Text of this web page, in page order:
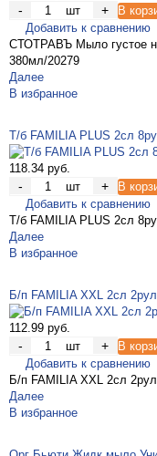
- шт +
В
Добавить к сравнению
СТОТРАВЪ Мыло густое
380мл/20279
Далее
В избранное
Т/б FAMILIA PLUS 2сл
118.34 руб.
- шт +
В
Добавить к сравнению
Т/б FAMILIA PLUS 2сл
Далее
В избранное
Б/п FAMILIA XXL 2сл
112.99 руб.
- шт +
В
Добавить к сравнению
Б/п FAMILIA XXL 2сл
Далее
В избранное